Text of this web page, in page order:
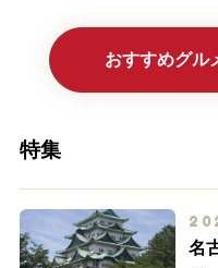
おすすめグル
特集
名